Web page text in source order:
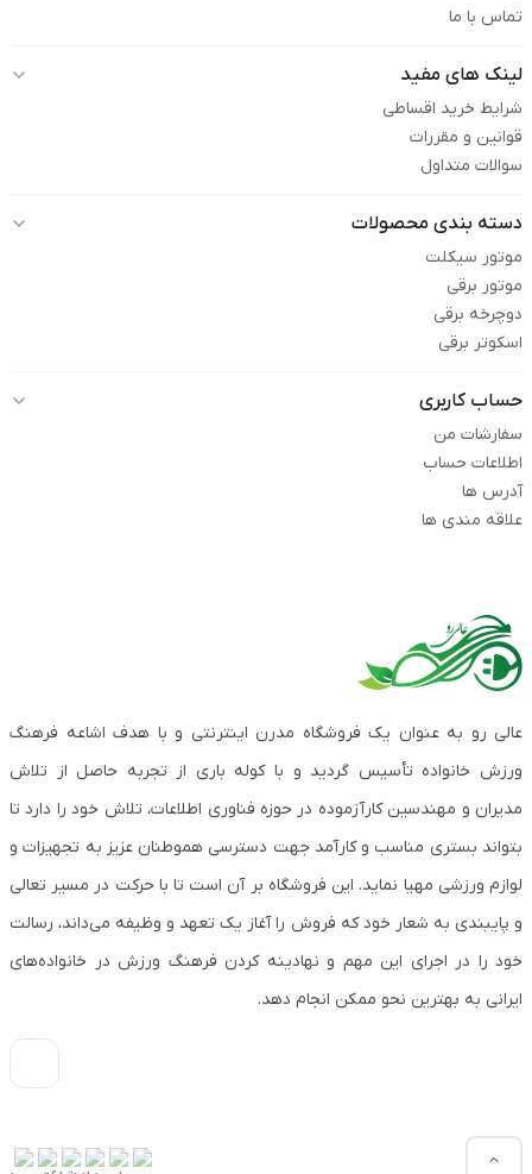
تماس با ما
لینک های مفید
شرایط خرید اقساطی
قوانین و مقررات
سوالات متداول
دسته بندی محصولات
موتور سیکلت
موتور برقی
دوچرخه برقی
اسکوتر برقی
حساب کاربری
سفارشات من
اطلاعات حساب
آدرس ها
علاقه مندی ها
عالی رو به عنوان یک فروشگاه مدرن اینترنتی و با هدف اشاعه فرهنگ
ورزش خانواده تأسیس گردید و با کوله باری از تجربه حاصل از تلاش
مدیران و مهندسین کارآزموده در حوزه فناوری اطلاعات، تلاش خود را دارد تا
بتواند بستری مناسب و کارآمد جهت دسترسی هموطنان عزیز به تجهیزات و
لوازم ورزشی مهیا نماید. این فروشگاه بر آن است تا با حرکت در مسیر تعالی
و پایبندی به شعار خود که فروش را آغاز یک تعهد و وظیفه می‌داند، رسالت
خود را در اجرای این مهم و نهادینه کردن فرهنگ ورزش در خانواده‌های
ایرانی به بهترین نحو ممکن انجام دهد.